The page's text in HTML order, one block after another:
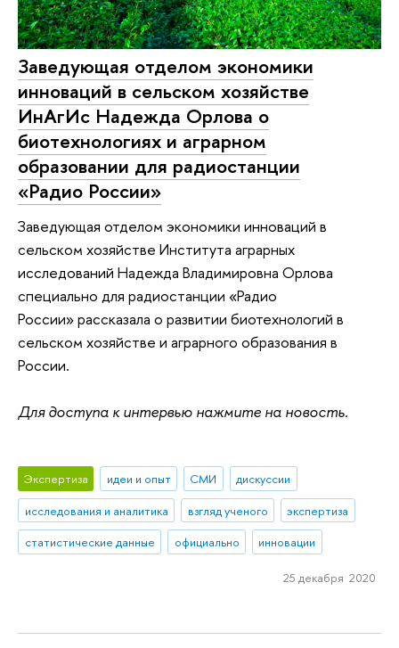
Заведующая отделом экономики
инноваций в сельском хозяйстве
ИнАгИс Надежда Орлова о
биотехнологиях и аграрном
образовании для радиостанции
«Радио России»
Заведующая отделом экономики инноваций в
сельском хозяйстве Института аграрных
исследований Надежда Владимировна Орлова
специально для радиостанции «Радио
России» рассказала о развитии биотехнологий в
сельском хозяйстве и аграрного образования в
России.
Для доступа к интервью нажмите на новость.
Экспертиза идеи и опыт СМИ
дискуссии
исследования и аналитика
взгляд ученого
экспертиза
статистические данные
официально инновации
25 декабря 2020